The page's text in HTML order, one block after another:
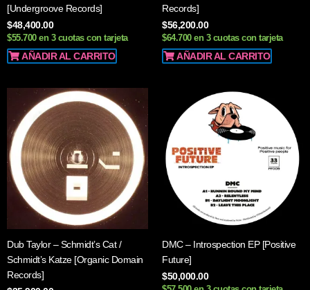
[Undergroove Records]
$48,400.00
$55.700 en 3 cuotas con tarjeta
AÑADIR AL CARRITO
Records]
$56,200.00
$64.700 en 3 cuotas con tarjeta
AÑADIR AL CARRITO
Dub Taylor – Schmidt’s Cat /
Schmidt’s Katze [Organic Domain
Records]
DMC – Introspection EP [Positive
Future]
$50,000.00